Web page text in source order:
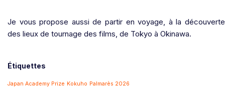
Je vous propose aussi de partir en voyage, à la découverte
des lieux de tournage des films, de Tokyo à Okinawa.
Étiquettes
Japan Academy Prize Kokuho Palmarès 2026